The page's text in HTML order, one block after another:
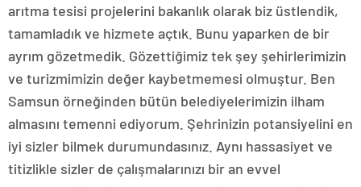
arıtma tesisi projelerini bakanlık olarak biz üstlendik,
tamamladık ve hizmete açtık. Bunu yaparken de bir
ayrım gözetmedik. Gözettiğimiz tek şey şehirlerimizin
ve turizmimizin değer kaybetmemesi olmuştur. Ben
Samsun örneğinden bütün belediyelerimizin ilham
almasını temenni ediyorum. Şehrinizin potansiyelini en
iyi sizler bilmek durumundasınız. Aynı hassasiyet ve
titizlikle sizler de çalışmalarınızı bir an evvel